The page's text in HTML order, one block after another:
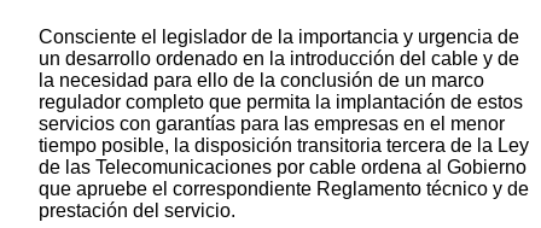
Consciente el legislador de la importancia y urgencia de
un desarrollo ordenado en la introducción del cable y de
la necesidad para ello de la conclusión de un marco
regulador completo que permita la implantación de estos
servicios con garantías para las empresas en el menor
tiempo posible, la disposición transitoria tercera de la Ley
de las Telecomunicaciones por cable ordena al Gobierno
que apruebe el correspondiente Reglamento técnico y de
prestación del servicio.